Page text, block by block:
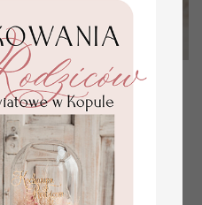
stół weselny, proste
winietki ślubne, proste
w )